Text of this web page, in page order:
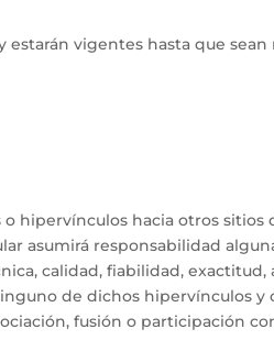
vigentes hasta que
hipervínculos hacia otros
asumirá responsabilidad
calidad, fiabilidad, exactitud,
de dichos hipervínculos y
fusión o participación